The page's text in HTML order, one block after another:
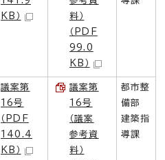
KB）
料）
（PDF
99.0
KB）
議案第
16号
（PDF
140.4
KB）
議案第
16号
（議案
参考資
料）
都市整
備部
建築指
導課